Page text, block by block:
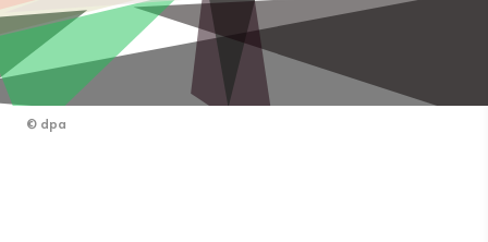
© dpa